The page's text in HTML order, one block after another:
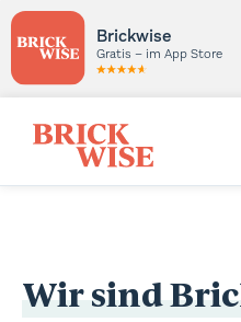
Brickwise
Gratis – im App Store
Wir sind